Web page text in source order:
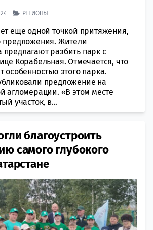
РЕГИОНЫ
еще одной точкой притяжения,
предложения. Жители
разбить парк с
Корабельная. Отмечается, что
особенностью этого парка.
предложение на
агломерации. «В этом месте
участок, в...
благоустроить
самого глубокого